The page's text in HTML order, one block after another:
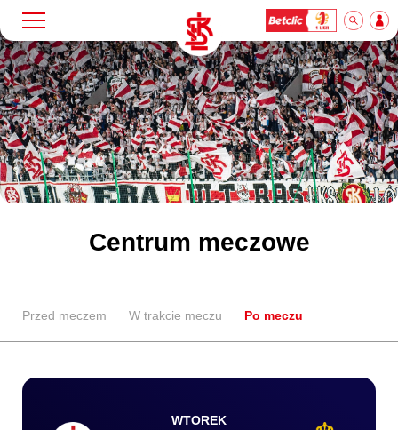
Klub
Mecze
Bilety
Biznes
Dla mediów
Szukaj
Centrum meczowe
Przed meczem W trakcie meczu Po meczu
WTOREK